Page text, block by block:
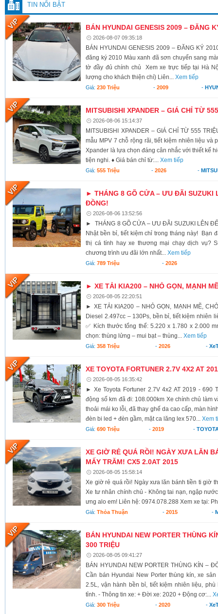
TIN NỔI BẬT
BÁN HYUNDAI GENESIS 2009 – ĐĂNG
2026-08-07 09:35:18
BÁN HYUNDAI GENESIS 2009 – ĐĂNG KÝ
đăng ký 2010 Màu xanh đã sơn chuyển sang
tờ đầy đủ chính chủ Xem xe trực tiếp tại Hà
lượng cho khách thiện chí) Liên...Xem tiếp
Giá:230 Triệu - 2009 -
MITSUBISHI XPANDER – GIÁ CHỈ TỪ
2026-08-06 15:14:37
MITSUBISHI XPANDER – GIÁ CHỈ TỪ 555
mẫu MPV 7 chỗ rộng rãi, tiết kiệm nhiên liệu và
Xpander là lựa chọn đáng cân nhắc với thiết kế
tiện nghi. ♦ Giá bán chỉ từ:...Xem tiếp
Giá:555 Triệu - 2026 -
► THÁNG 8 GÕ CỬA – ƯU ĐÃI SUZUKI
ĐỒNG!
2026-08-06 13:52:56
► THÁNG 8 GÕ CỬA – ƯU ĐÃI SUZUKI LÊN
Nhật bền bỉ, tiết kiệm chỉ trong tháng này! Bạn
thị cá tính hay xe thương mại chạy dịch vụ?
chương trình ưu đãi lớn nhất...Xem tiếp
Giá:789 Triệu - 2026
► XE TẢI KIA200 – NHỎ GỌN, MẠNH
2026-08-05 22:20:51
► XE TẢI KIA200 – NHỎ GỌN, MẠNH MẼ,
Diesel 2.497cc – 130Ps, bền bỉ, tiết kiệm nhiên
✅ Kích thước tổng thể: 5.220 x 1.780 x 2.000
chọn: thùng lửng – mui bạt – thùng...Xem tiếp
Giá:358 Triệu -2026 -
XE TOYOTA FORTUNER 2.7V 4X2 AT
2026-08-05 16:35:42
► Xe Toyota Fortuner 2.7V 4x2 AT 2019 - 690
động số km đã đi: 108.000km Xe chính chủ làm
thoải mái ko lỗi, đã thay ghế da cao cấp, màn
đèn bi led + đèn gầm, mặt ca lăng lex 570...Xem
Giá:690 Triệu -2019 -
XE GIỜ RẺ QUÁ RỒI! NGÀY XƯA LĂN
MẤY TRĂM! CX5 2.0AT 2015
2026-08-05 15:58:14
Xe giờ rẻ quá rồi! Ngày xưa lăn bánh tiền ti giờ
Xe tư nhân chính chủ - Không tai nạn, ngập
ưng alo em! Liên hệ: 0974.078.288 Xem xe tại:
Giá:Thỏa Thuận - 2015 -
BÁN HYUNDAI NEW PORTER THÙNG
300 TRIỆU
2026-08-05 09:41:27
BÁN HYUNDAI NEW PORTER THÙNG KÍN –
Cần bán Hyundai New Porter thùng kín, xe
2.5L, vận hành bền bỉ, tiết kiệm nhiên liệu,
tỉnh. - Thông tin xe: + Đời xe: 2020 + Động cơ:...
Giá:300 Triệu -2020 -